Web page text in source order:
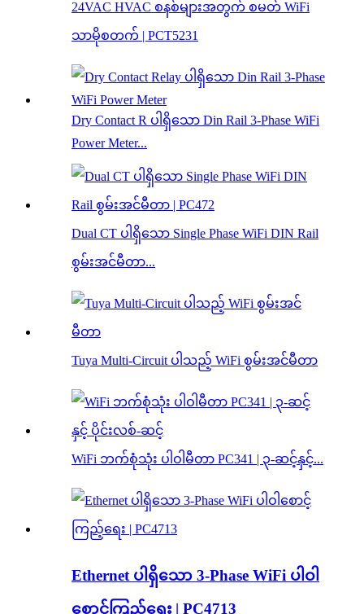
24VAC HVAC စနစ်များအတွက် စမတ် WiFi
သာမိုစတက် | PCT5231
Dry Contact R ပါရှိသော Din Rail 3-Phase WiFi
Power Meter...
Dual CT ပါရှိသော Single Phase WiFi DIN Rail
စွမ်းအင်မီတာ...
Tuya Multi-Circuit ပါသည့် WiFi စွမ်းအင်မီတာ
WiFi ဘက်စုံသုံး ပါဝါမီတာ PC341 | ၃-ဆင့်နှင့်...
Ethernet ပါရှိသော 3-Phase WiFi ပါဝါ
စောင့်ကြည့်ရေး | PC4713